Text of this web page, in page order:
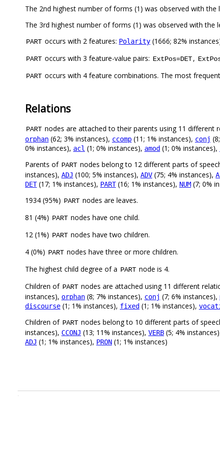
The 2nd highest number of forms (1) was observed with
The 3rd highest number of forms (1) was observed with the
PART occurs with 2 features: Polarity (1666; 82%
PART occurs with 3 feature-value pairs: ExtPos=DET,
PART occurs with 4 feature combinations. The most
Relations
PART nodes are attached to their parents using 11 different
orphan (62; 3% instances), ccomp (11; 1% instances), conj
0% instances), acl (1; 0% instances), amod (1; 0% instances),
Parents of PART nodes belong to 12 different parts of
instances), ADJ (100; 5% instances), ADV (75; 4% instances),
DET(17; 1% instances), PART(16; 1% instances), NUM (7; 0%
1934 (95%) PART nodes are leaves.
81 (4%) PART nodes have one child.
12 (1%) PART nodes have two children.
4 (0%) PART nodes have three or more children.
The highest child degree of a PART node is 4.
Children of PART nodes are attached using 11 different
instances), orphan (8; 7% instances), conj (7; 6% instances),
discourse (1; 1% instances), fixed (1; 1% instances),
Children of PART nodes belong to 10 different parts of
instances), CCONJ (13; 11% instances), VERB (5; 4%
ADJ (1; 1% instances), PRON (1; 1% instances)
.